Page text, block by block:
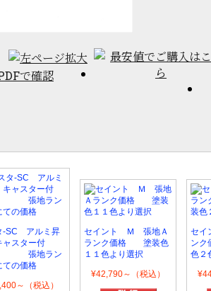
-SC アルミ昇
スター付
地ラン
ての価格
～（税込）
セイント Ｍ 張地Ａ
ランク価格 塗装色
１１色より選択
¥42,790～（税込）
セイ
ン
色２